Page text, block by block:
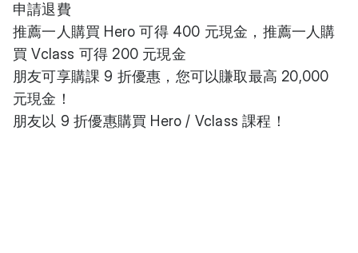
申請退費
推薦一人購買 Hero 可得 400 元現金，推薦一人購
買 Vclass 可得 200 元現金
朋友可享購課 9 折優惠，您可以賺取最高 20,000
元現金！
朋友以 9 折優惠購買 Hero / Vclass 課程！